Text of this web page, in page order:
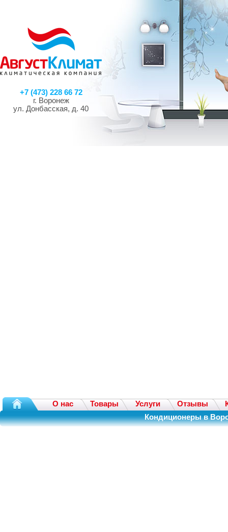
+7 (473) 228 66 72
г. Воронеж
ул. Донбасская, д. 40
О нас Товары Услуги Отзывы
Кондиционеры в